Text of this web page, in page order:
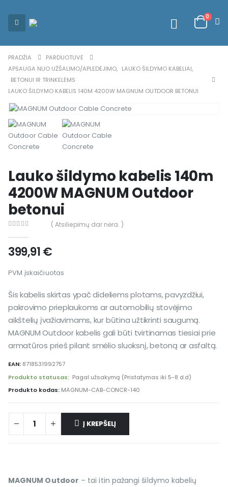
0
PRADŽIA
PARDUOTUVĖ
APSAUGA NUO UŽŠALIMO/APLEDĖJIMO, LAUKO ŠILDYMO KABELIAI,
BETONUI IR TRINKELĖMS
LAUKO ŠILDYMO KABELIS 140M 4200W MAGNUM OUTDOOR BETONUI
Lauko šildymo kabelis 140m
4200W MAGNUM Outdoor
betonui
( Atsiliepimų dar nėra. )
399,91€
PVM įskaičiuotas
Šis kabelis skirtas ypač dideliems plotams, pavyzdžiui,
pakrovimo prieplaukoms ar automobilių stovėjimo
aikštelių įvažiavimams, kur būtina užtikrinti saugumą.
MAGNUM Outdoor kabelis gali būti tvirtinamas tiesiai prie
armatūros prieš pilant smėlio sluoksnį, betoną ar asfaltą.
EAN: 8718531992757
Produkto statusas: Pagal užsakymą (Pristatymas iki 5-8 d.d)
Produkto kodas: MAGNUM-CAB-CONCR-140
Į KREPŠELĮ
MAGNUM Outdoor – tai itin pažangi šildymo kabelių